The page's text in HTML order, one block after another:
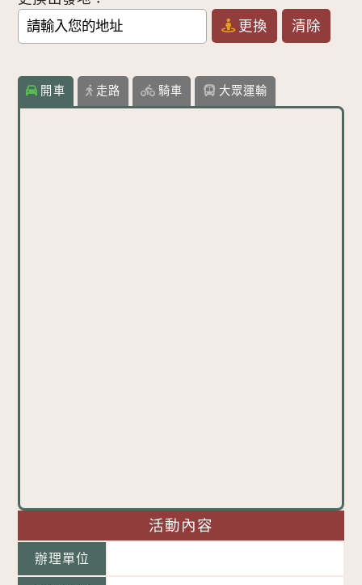
更換
清除
開車 走路 騎車 大眾運輸
活動內容
辦理單位